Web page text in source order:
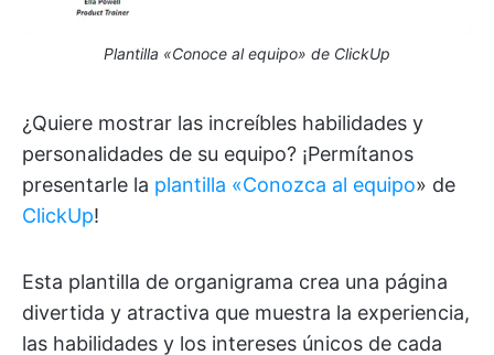
Plantilla «Conoce al equipo» de ClickUp
¿Quiere mostrar las increíbles habilidades y
personalidades de su equipo? ¡Permítanos
presentarle la plantilla «Conozca al equipo» de
ClickUp!
Esta plantilla de organigrama crea una página
divertida y atractiva que muestra la experiencia,
las habilidades y los intereses únicos de cada